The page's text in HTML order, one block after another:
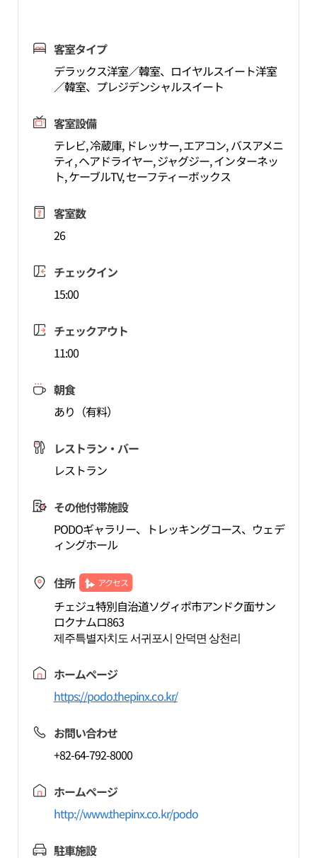
客室タイプ
デラックス洋室／韓室、ロイヤルスイート洋室
／韓室、プレジデンシャルスイート
客室設備
テレビ, 冷蔵庫, ドレッサー, エアコン, バスアメニ
ティ, ヘアドライヤー, ジャグジー, インターネッ
ト, ケーブルTV, セーフティーボックス
客室数
26
チェックイン
15:00
チェックアウト
11:00
朝食
あり（有料）
レストラン・バー
レストラン
その他付帯施設
PODOギャラリー、トレッキングコース、ウェデ
ィングホール
住所 アクセス
チェジュ特別自治道ソグィポ市アンドク面サン
ロクナムロ863
제주특별자치도 서귀포시 안덕면 상천리
ホームページ
https://podo.thepinx.co.kr/
お問い合わせ
+82-64-792-8000
ホームページ
http://www.thepinx.co.kr/podo
駐車施設